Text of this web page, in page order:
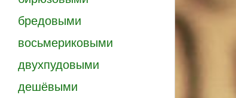
бредовыми
восьмериковыми
двухпудовыми
дешёвыми